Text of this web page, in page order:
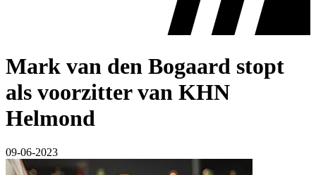
Mark van den Bogaard stopt
als voorzitter van KHN
Helmond
09-06-2023